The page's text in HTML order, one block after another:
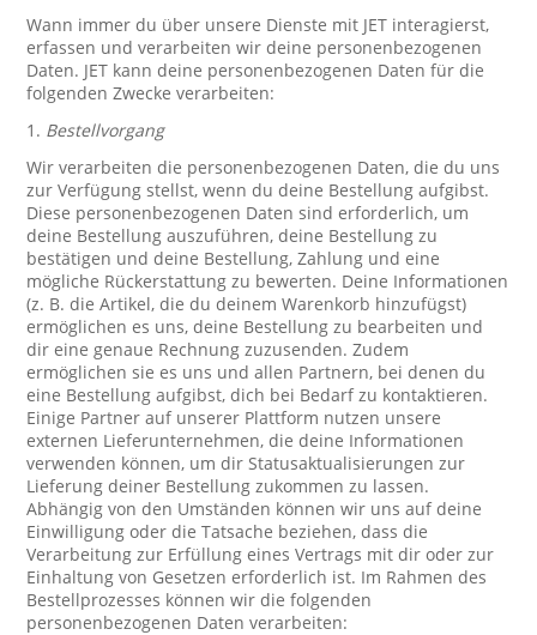
Wann immer du über unsere Dienste mit JET interagierst,
erfassen und verarbeiten wir deine personenbezogenen
Daten. JET kann deine personenbezogenen Daten für die
folgenden Zwecke verarbeiten:
1. Bestellvorgang
Wir verarbeiten die personenbezogenen Daten, die du uns
zur Verfügung stellst, wenn du deine Bestellung aufgibst.
Diese personenbezogenen Daten sind erforderlich, um
deine Bestellung auszuführen, deine Bestellung zu
bestätigen und deine Bestellung, Zahlung und eine
mögliche Rückerstattung zu bewerten. Deine Informationen
(z. B. die Artikel, die du deinem Warenkorb hinzufügst)
ermöglichen es uns, deine Bestellung zu bearbeiten und
dir eine genaue Rechnung zuzusenden. Zudem
ermöglichen sie es uns und allen Partnern, bei denen du
eine Bestellung aufgibst, dich bei Bedarf zu kontaktieren.
Einige Partner auf unserer Plattform nutzen unsere
externen Lieferunternehmen, die deine Informationen
verwenden können, um dir Statusaktualisierungen zur
Lieferung deiner Bestellung zukommen zu lassen.
Abhängig von den Umständen können wir uns auf deine
Einwilligung oder die Tatsache beziehen, dass die
Verarbeitung zur Erfüllung eines Vertrags mit dir oder zur
Einhaltung von Gesetzen erforderlich ist. Im Rahmen des
Bestellprozesses können wir die folgenden
personenbezogenen Daten verarbeiten: